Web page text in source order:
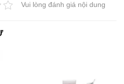
Vui lòng đánh giá nội dung